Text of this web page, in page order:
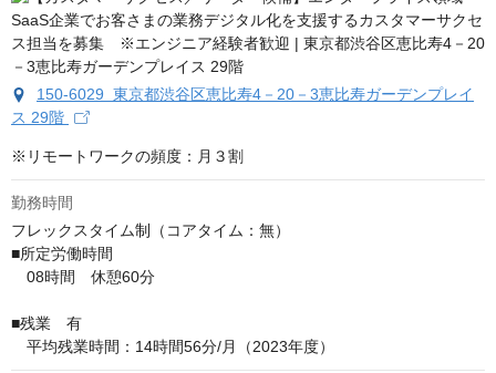
150-6029 東京都渋谷区恵比寿4－20－3恵比寿ガーデンプレイ
ス 29階
※リモートワークの頻度：月３割
勤務時間
フレックスタイム制（コアタイム：無）
■所定労働時間
08時間　休憩60分
■残業　有
平均残業時間：14時間56分/月（2023年度）